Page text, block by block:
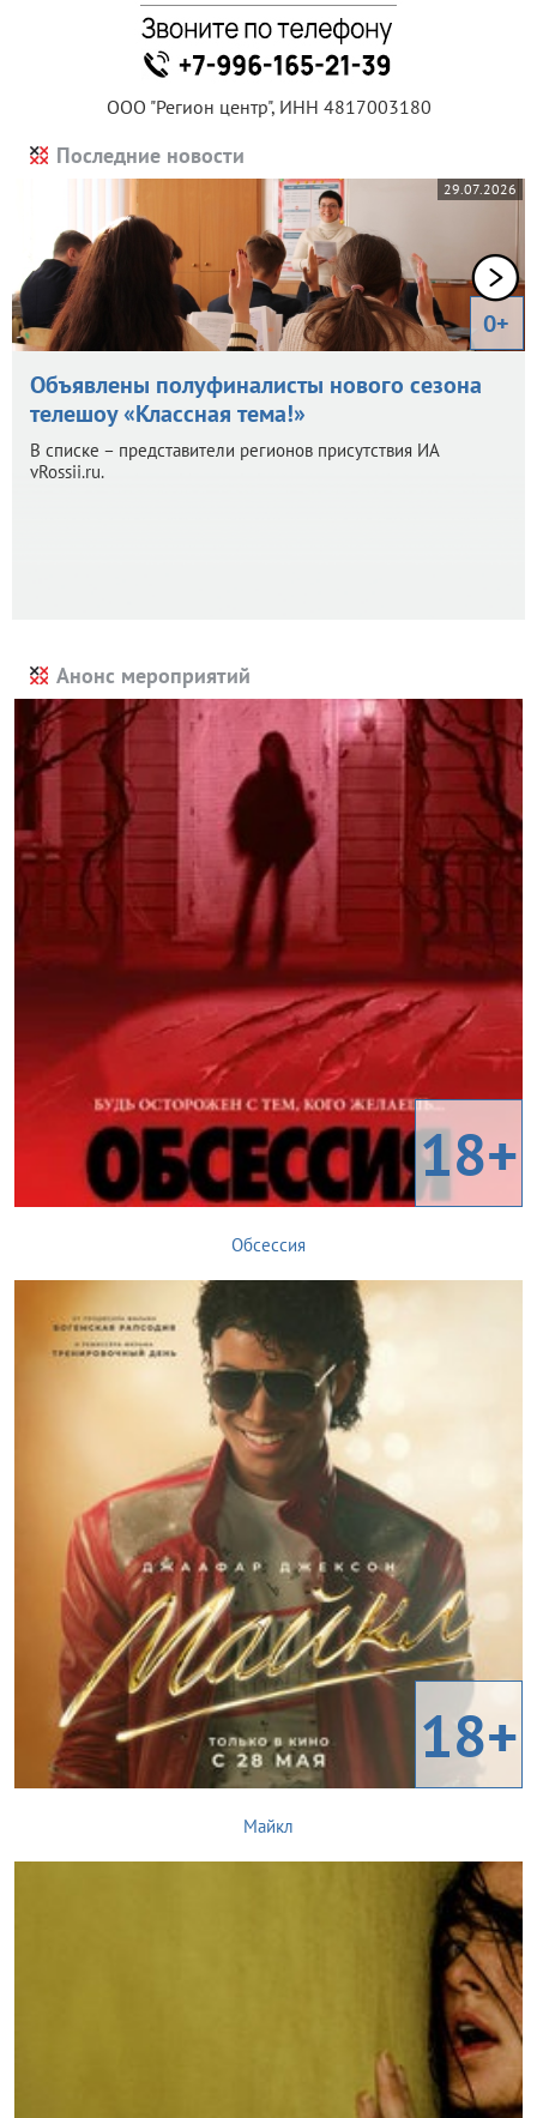
ООО "Регион центр", ИНН 4817003180
Последние новости
29.07.2026
0+
Объявлены полуфиналисты нового сезона
телешоу «Классная тема!»
В списке – представители регионов присутствия ИА
vRossii.ru.
Анонс мероприятий
18+
Обсессия
18+
Майкл